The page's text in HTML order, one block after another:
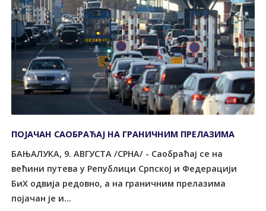
ПОЈАЧАН САОБРАЋАЈ НА ГРАНИЧНИМ ПРЕЛАЗИМА
БАЊАЛУКА, 9. АВГУСТА /СРНА/ - Саобраћај се на
већини путева у Републици Српској и Федерацији
БиХ одвија редовно, а на граничним прелазима
појачан је и...